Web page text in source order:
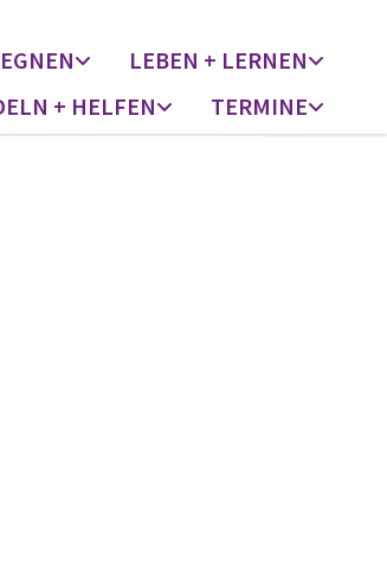
LEBEN + LERNEN
+ HELFEN
TERMINE